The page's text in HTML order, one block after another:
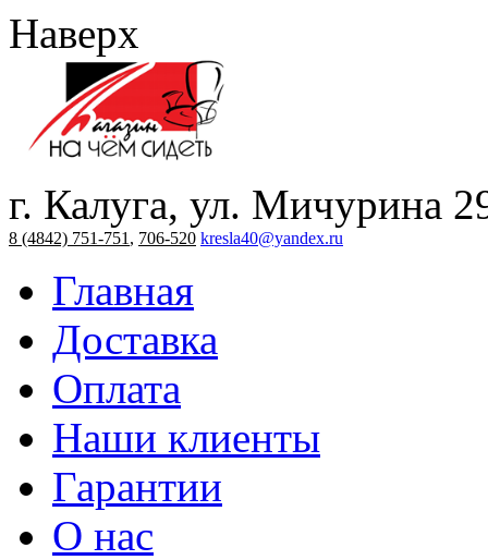
Наверх
г. Калуга, ул. Мичурина
8 (4842) 751-751 , 706-520 kresla40@yandex.ru
Главная
Доставка
Оплата
Наши клиенты
Гарантии
О нас